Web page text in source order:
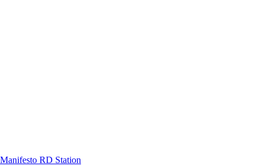
Manifesto RD Station